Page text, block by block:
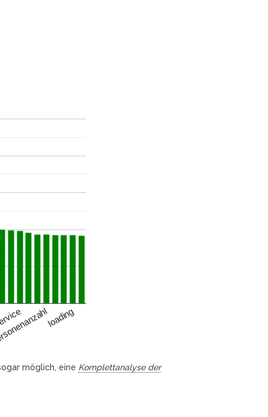
loading
möglich, eine Komplettanalyse der